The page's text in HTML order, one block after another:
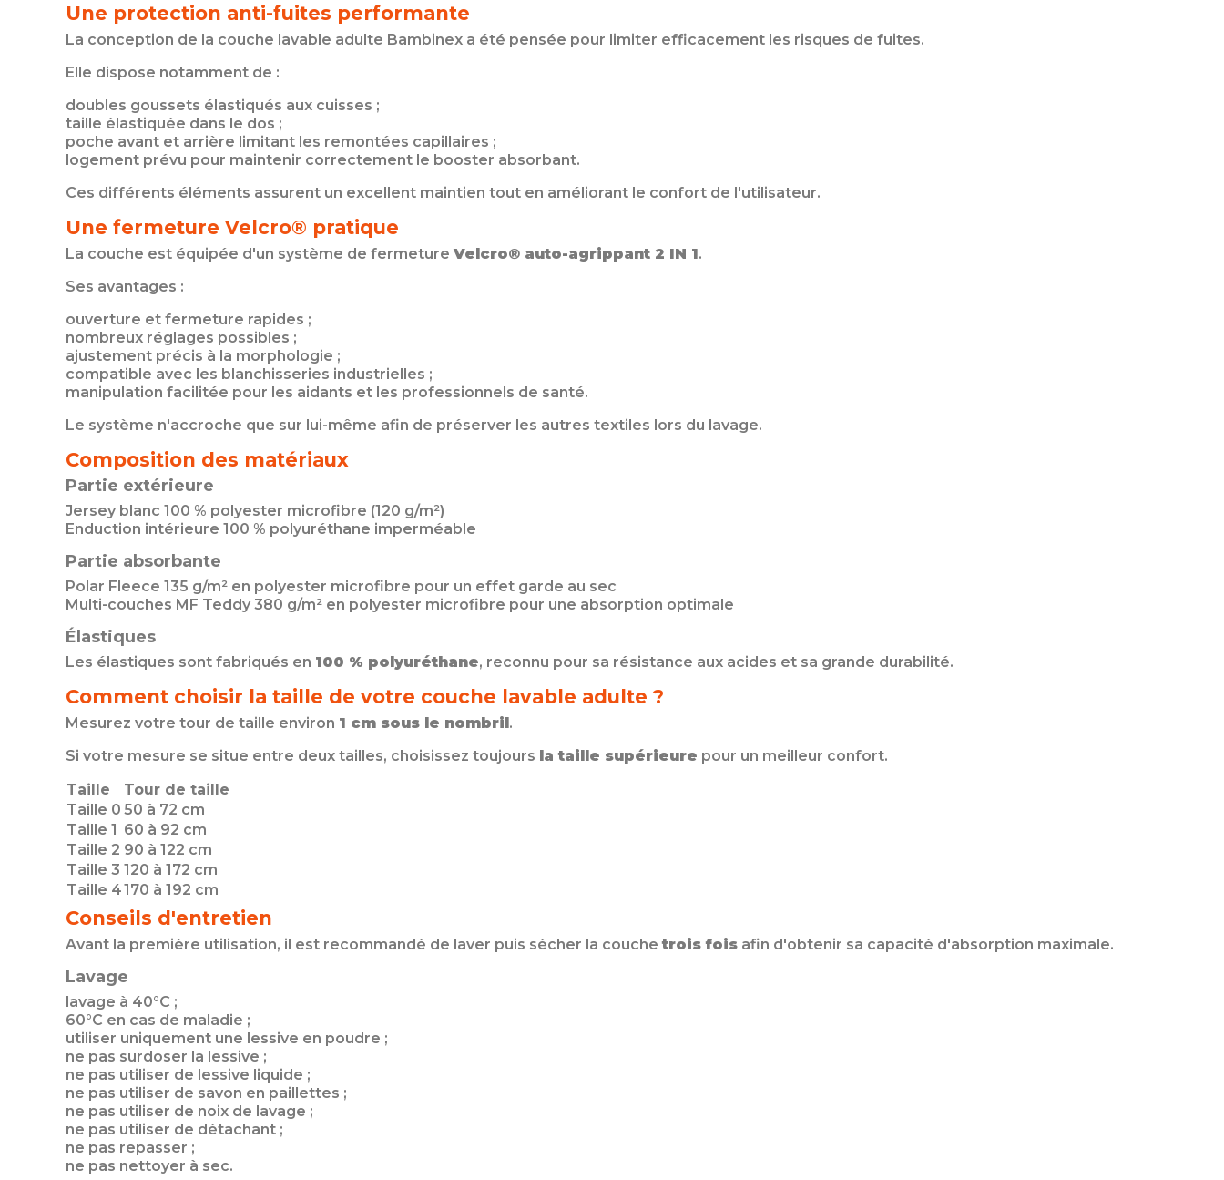
Une protection anti-fuites performante
La conception de la couche lavable adulte Bambinex a été pensée pour limiter efficacement les risques de fuites.
Elle dispose notamment de :
doubles goussets élastiqués aux cuisses ;
taille élastiquée dans le dos ;
poche avant et arrière limitant les remontées capillaires ;
logement prévu pour maintenir correctement le booster absorbant.
Ces différents éléments assurent un excellent maintien tout en améliorant le confort de l'utilisateur.
Une fermeture Velcro® pratique
La couche est équipée d'un système de fermeture Velcro® auto-agrippant 2 IN 1.
Ses avantages :
ouverture et fermeture rapides ;
nombreux réglages possibles ;
ajustement précis à la morphologie ;
compatible avec les blanchisseries industrielles ;
manipulation facilitée pour les aidants et les professionnels de santé.
Le système n'accroche que sur lui-même afin de préserver les autres textiles lors du lavage.
Composition des matériaux
Partie extérieure
Jersey blanc 100 % polyester microfibre (120 g/m²)
Enduction intérieure 100 % polyuréthane imperméable
Partie absorbante
Polar Fleece 135 g/m² en polyester microfibre pour un effet garde au sec
Multi-couches MF Teddy 380 g/m² en polyester microfibre pour une absorption optimale
Élastiques
Les élastiques sont fabriqués en 100 % polyuréthane, reconnu pour sa résistance aux acides et sa grande durabilité.
Comment choisir la taille de votre couche lavable adulte ?
Mesurez votre tour de taille environ 1 cm sous le nombril.
Si votre mesure se situe entre deux tailles, choisissez toujours la taille supérieure pour un meilleur confort.
Taille
Tour de taille
Taille 0 50 à 72 cm
Taille 1 60 à 92 cm
Taille 2 90 à 122 cm
Taille 3 120 à 172 cm
Taille 4170 à 192 cm
Conseils d'entretien
Avant la première utilisation, il est recommandé de laver puis sécher la couchetrois fois afin d'obtenir sa capacité d'absorption maximale.
Lavage
lavage à 40°C ;
60°C en cas de maladie ;
utiliser uniquement une lessive en poudre ;
ne pas surdoser la lessive ;
ne pas utiliser de lessive liquide ;
ne pas utiliser de savon en paillettes ;
ne pas utiliser de noix de lavage ;
ne pas utiliser de détachant ;
ne pas repasser ;
ne pas nettoyer à sec.